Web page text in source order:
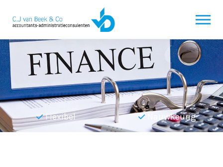
Flexibel Nauwkeurig